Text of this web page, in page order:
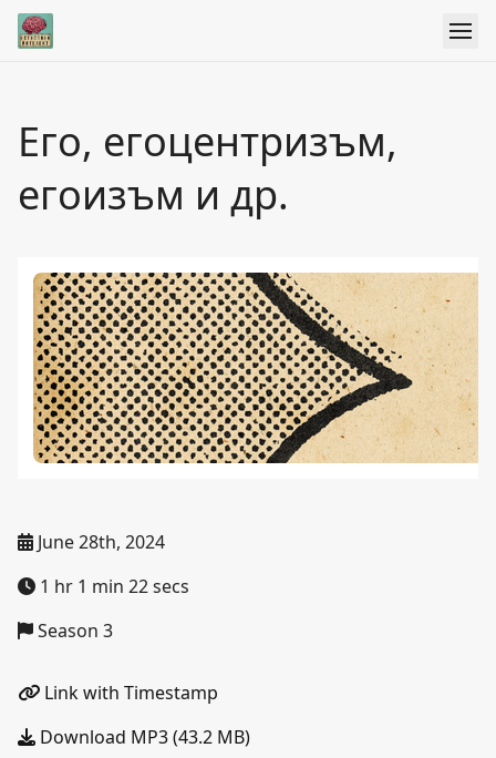
Eго, егоцентризъм,
егоизъм и др.
June 28th, 2024
1 hr 1 min 22 secs
Season 3
Link with Timestamp
Download MP3 (43.2 MB)